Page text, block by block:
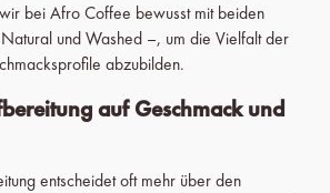
bei Afro Coffee bewusst mit beiden
und Washed –, um die Vielfalt der
abzubilden.
auf Geschmack und
entscheidet oft mehr über den